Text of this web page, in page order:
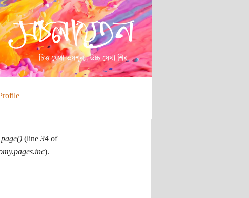
(line 34of
).